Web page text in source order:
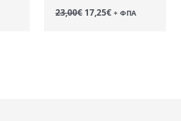
23,00€ Original
price
17,25€Η+ ΦΠΑ